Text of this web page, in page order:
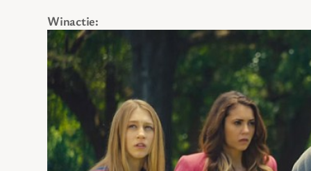
Winactie: